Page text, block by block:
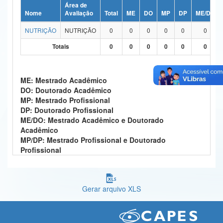
Ministério da Ciência, Tecnologia, Inovações e Comunicações
Ministério do Meio Ambiente
Controladoria-Geral da União
Ministério da Mulher, da Família e dos Direitos Humanos
Secretaria-Geral
Secretaria de Governo
Nome
Área de
Avaliação
Total ME DO MP DP
ME/DO
NUTRIÇÃO
NUTRIÇÃO 0 0 0 0 0
0
Totais
0 0 0 0 0 0
ME: Mestrado Acadêmico
DO: Doutorado Acadêmico
MP: Mestrado Profissional
DP: Doutorado Profissional
ME/DO: Mestrado Acadêmico e Doutorado
Acadêmico
MP/DP: Mestrado Profissional e Doutorado
Profissional
Gerar arquivo XLS